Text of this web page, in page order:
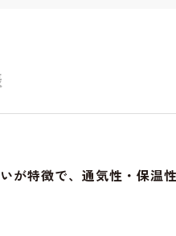
特徴で、通気性・保温